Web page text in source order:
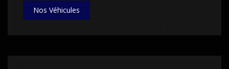
Nos Véhicules